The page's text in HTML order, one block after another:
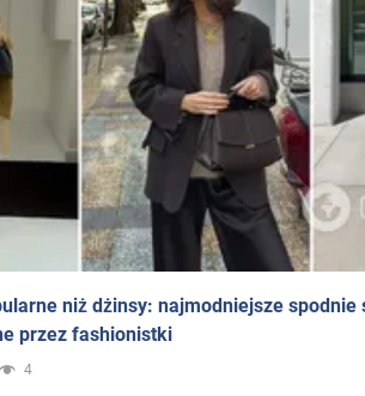
niż dżinsy: najmodniejsze spodnie
przez fashionistki
4